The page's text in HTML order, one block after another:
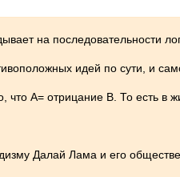
на последовательности
идей по сути, и
А= отрицание В. То есть в
Далай Лама и его